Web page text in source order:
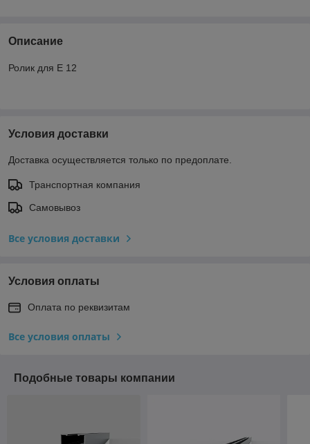
Описание
Ролик для Е 12
Условия доставки
Доставка осуществляется только по предоплате.
Транспортная компания
Самовывоз
Все условия доставки
Условия оплаты
Оплата по реквизитам
Все условия оплаты
Подобные товары компании